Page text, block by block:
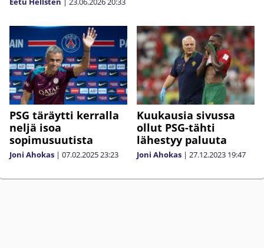
PSG täräytti kerralla
neljä isoa
sopimusuutista
Joni Ahokas | 07.02.202523:23
Kuukausia sivussa
ollut PSG-tähti
lähestyy paluuta
Joni Ahokas | 27.12.2023 19:47